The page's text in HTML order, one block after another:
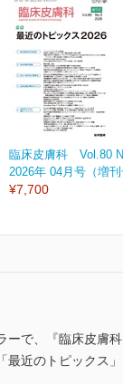
臨床皮膚科 Vol.80
2026年 04月号（増刊
¥7,700
で、『臨床皮膚
近のトピックス